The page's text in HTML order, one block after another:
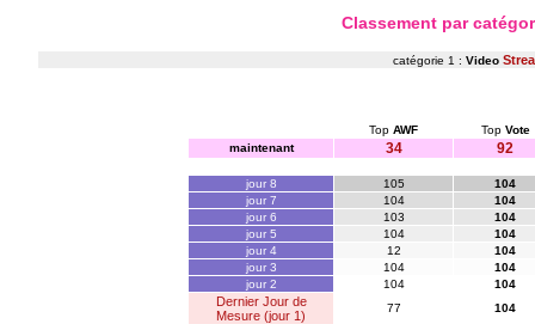
Classement par
catégorie 1 : Video
Top AWF Top Vote
maintenant
34 92
jour 8 105
104
jour 7
104
104
jour 6
103
104
jour 5
104
104
jour 4
12
104
jour 3
104
104
jour 2
104 104
Dernier Jour de
Mesure (jour 1)
77 104